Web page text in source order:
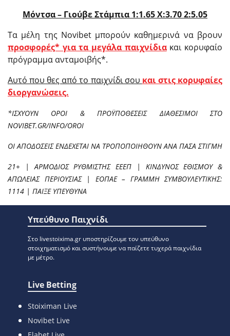
Μόντσα – Γιούβε Στάμπια 1:1.65X:3.70 2:5.05
Τα μέλη της Novibet μπορούν καθημερινά να βρουν
προσφορές* για τα μεγάλα παιχνίδιακαι κορυφαίο
πρόγραμμα ανταμοιβής*.
Αυτό που θες από το παιχνίδι σου και στις κορυφαίες
διοργανώσεις.
*ΙΣΧΥΟΥΝ ΟΡΟΙ & ΠΡΟΫΠΟΘΕΣΕΙΣ ΔΙΑΘΕΣΙΜΟΙ ΣΤΟ
NOVIBET.GR/INFO/OROI
ΟΙ ΑΠΟΔΟΣΕΙΣ ΕΝΔΕΧΕΤΑΙ ΝΑ ΤΡΟΠΟΠΟΙΗΘΟΥΝ ΑΝΑ ΠΑΣΑ ΣΤΙΓΜΗ
21+ | ΑΡΜΟΔΙΟΣ ΡΥΘΜΙΣΤΗΣ ΕΕΕΠ | ΚΙΝΔΥΝΟΣ ΕΘΙΣΜΟΥ &
ΑΠΩΛΕΙΑΣ ΠΕΡΙΟΥΣΙΑΣ | ΕΟΠΑΕ – ΓΡΑΜΜΗ ΣΥΜΒΟΥΛΕΥΤΙΚΗΣ:
1114 | ΠΑΙΞΕ ΥΠΕΥΘΥΝΑ
Υπεύθυνο Παιχνίδι
Στο livestoixima.gr υποστηρίζουμε τον υπεύθυνο
στοιχηματισμό και συστήνουμε να παίζετε τυχερά παιχνίδια
με μέτρο.
Live Betting
Stoiximan Live
Novibet Live